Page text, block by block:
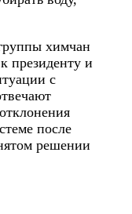
химчан
президенту и
с
после
решении